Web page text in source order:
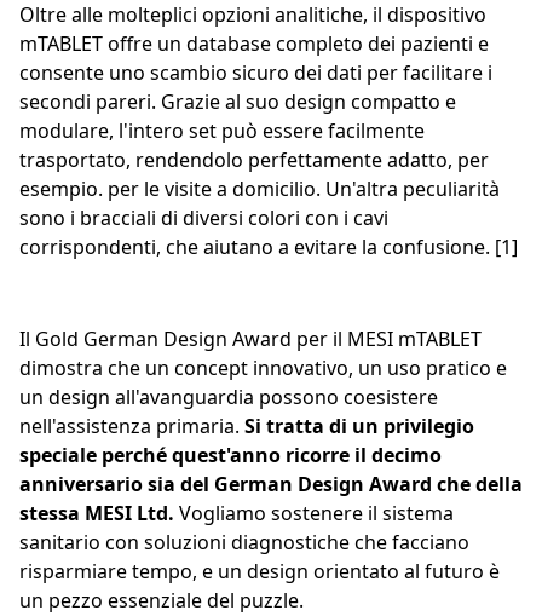
Oltre alle molteplici opzioni analitiche, il dispositivo
mTABLET offre un database completo dei pazienti e
consente uno scambio sicuro dei dati per facilitare i
secondi pareri. Grazie al suo design compatto e
modulare, l'intero set può essere facilmente
trasportato, rendendolo perfettamente adatto, per
esempio. per le visite a domicilio. Un'altra peculiarità
sono i bracciali di diversi colori con i cavi
corrispondenti, che aiutano a evitare la confusione. [1]
Il Gold German Design Award per il MESI mTABLET
dimostra che un concept innovativo, un uso pratico e
un design all'avanguardia possono coesistere
nell'assistenza primaria. Si tratta di un privilegio
speciale perché quest'anno ricorre il decimo
anniversario sia del German Design Award che della
stessa MESI Ltd. Vogliamo sostenere il sistema
sanitario con soluzioni diagnostiche che facciano
risparmiare tempo, e un design orientato al futuro è
un pezzo essenziale del puzzle.